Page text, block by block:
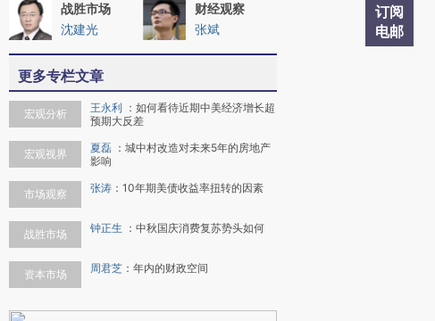
订阅
电邮
战胜市场
沈建光
财经观察
张斌
更多专栏文章
宏观分析 王永利 ： 如何看待近期中美经济增长超
预期大反差
宏观视界 夏磊 ： 城中村改造对未来5年的房地产
影响
市场观察 张涛 ： 10年期美债收益率扭转的因素
战胜市场 钟正生 ： 中秋国庆消费复苏势头如何
资本市场 周君芝 ： 年内的财政空间